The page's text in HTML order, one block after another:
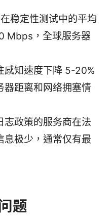
稳定性测试中的平均
Mbps，全球服务器
感知速度下降 5-20%
器距离和网络拥塞情
志政策的服务商在法
息极少，通常仅有最
题